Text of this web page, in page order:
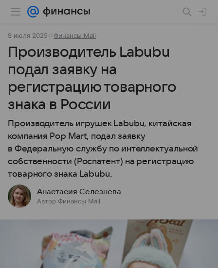
9 июля 2025 Финансы Mail
Производитель Labubu
подал заявку на
регистрацию товарного
знака в России
Производитель игрушек Labubu, китайская
компания Pop Mart, подал заявку
в Федеральную службу по интеллектуальной
собственности (Роспатент) на регистрацию
товарного знака Labubu.
Анастасия Селезнева
Автор Финансы Mail